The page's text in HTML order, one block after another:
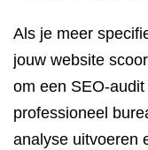
Als je meer
jouw website
om een SEO-
professioneel
analyse uitvoeren